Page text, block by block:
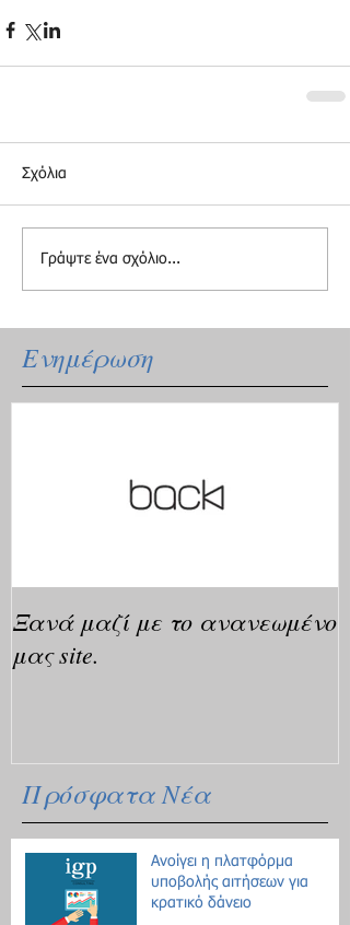
Ενημέρωση
Πρόσφατα Νέα
Σχόλια
Γράψτε ένα σχόλιο...
Ξανά μαζί με το ανανεωμένο
μας site.
Ανοίγει η πλατφόρμα
υποβολής αιτήσεων για
κρατικό δάνειο